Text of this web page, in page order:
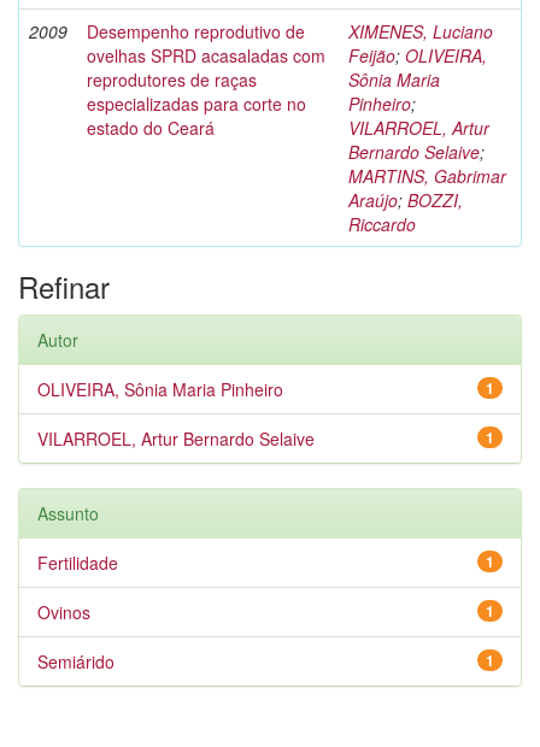
2009
Desempenho reprodutivo de
ovelhas SPRD acasaladas com
reprodutores de raças
especializadas para corte no
estado do Ceará
XIMENES, Luciano
Feijão; OLIVEIRA,
Sônia Maria
Pinheiro;
VILARROEL, Artur
Bernardo Selaive;
MARTINS, Gabrimar
Araújo; BOZZI,
Riccardo
Refinar
Autor
1
OLIVEIRA, Sônia Maria Pinheiro
1
VILARROEL, Artur Bernardo Selaive
Assunto
1
Fertilidade
1
Ovinos
1
Semiárido